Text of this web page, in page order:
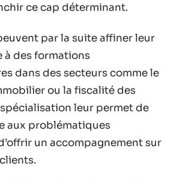
ce cap déterminant.
par la suite affiner leur
à des formations
dans des secteurs comme le
ou la fiscalité des
leur permet de
aux problématiques
un accompagnement sur